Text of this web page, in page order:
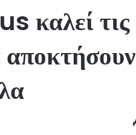
καλεί τις